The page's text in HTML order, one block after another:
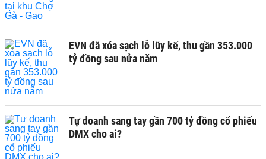
EVN đã xóa sạch lỗ lũy kế, thu gần 353.000
tỷ đồng sau nửa năm
Tự doanh sang tay gần 700 tỷ đồng cổ phiếu
DMX cho ai?